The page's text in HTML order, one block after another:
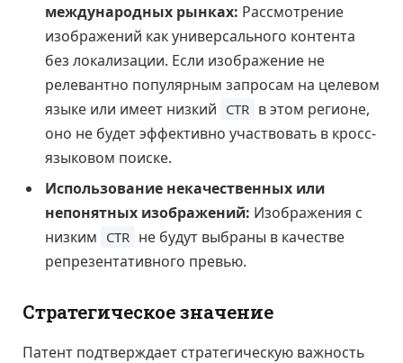
международных рынках: Рассмотрение
изображений как универсального контента
без локализации. Если изображение не
релевантно популярным запросам на целевом
языке или имеет низкий CTR в этом регионе,
оно не будет эффективно участвовать в кросс-
языковом поиске.
Использование некачественных или
непонятных изображений: Изображения с
низким CTR не будут выбраны в качестве
репрезентативного превью.
Стратегическое значение
Патент подтверждает стратегическую важность